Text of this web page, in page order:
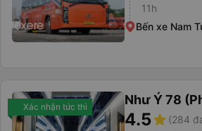
11h
Bến xe Nam
Xác nhận tức thì Như Ý 78
4.5star (284